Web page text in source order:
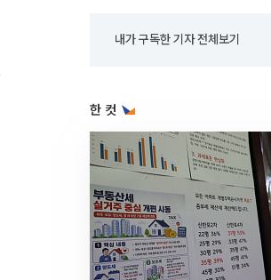
내가 구독한 기자 전체보기
한 컷